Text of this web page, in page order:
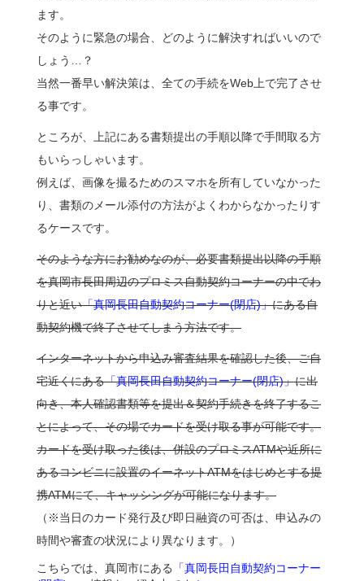
ます。
そのように緊急の場合、どのように解決すればいいので
しょう…？
当然一番早い解決策は、全ての手続をWeb上で完了させ
る事です。
ところが、上記にある書類提出の手順以降で手間取る方
もいらっしゃいます。
例えば、画像を撮るためのスマホを所有していなかった
り、書類のメール添付の方法がよくわからなかったりす
るケースです。
そのような方にお勧めなのが、必要書類提出以降の手順
を真岡市長田周辺のプロミス自動契約コーナーの中でわ
りと近い「真岡長田自動契約コーナー(閉店)」にある自
動契約機で終了させてしまう方法です。
インターネットから申込み審査結果を確認した後、ご自
宅近くにある「真岡長田自動契約コーナー(閉店)」に出
向き、本人確認書類等を提出＆契約手続きを終了するこ
とによって、その場でカードを受け取る事が可能です。
カードを受け取った後は、併設のプロミスATMや近所に
あるコンビニに設置のイーネットATMをはじめとする提
携ATMにて、キャッシングが可能になります。
（※当日のカード発行及び即日融資の可否は、申込みの
時間や審査の状況により異なります。）
こちらでは、真岡市にある
「真岡長田自動契約コーナー